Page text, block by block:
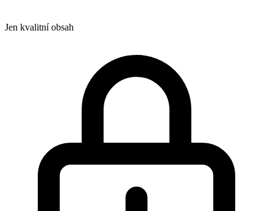
Jen kvalitní obsah